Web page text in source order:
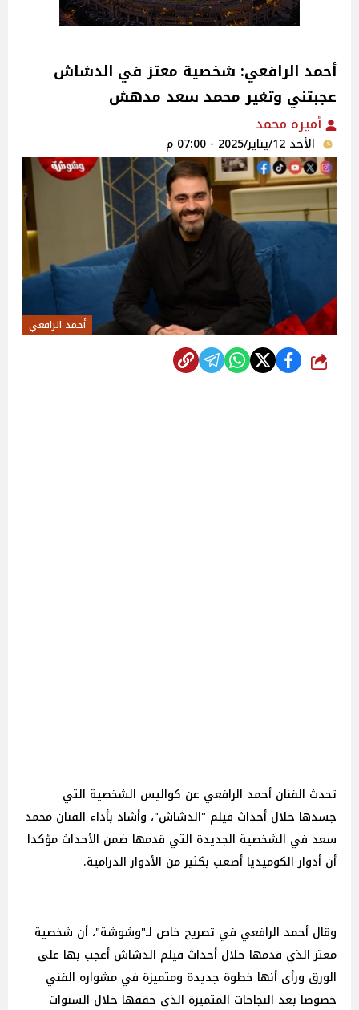
أحمد الرافعي: شخصية معتز في الدشاش
عجبتني وتغير محمد سعد مدهش
أميرة محمد
الأحد 12/يناير/2025 - 07:00 م
أحمد الرافعي
شارك
تحدث الفنان أحمد الرافعي عن كواليس الشخصية التي
جسدها خلال أحداث فيلم "الدشاش"، وأشاد بأداء الفنان محمد
سعد في الشخصية الجديدة التي قدمها ضمن الأحداث مؤكدا
أن أدوار الكوميديا أصعب بكثير من الأدوار الدرامية.
وقال أحمد الرافعي في تصريح خاص لـ"وشوشة"، أن شخصية
معتز الذي قدمها خلال أحداث فيلم الدشاش أعجب بها على
الورق ورأى أنها خطوة جديدة ومتميزة في مشواره الفني
خصوصا بعد النجاحات المتميزة الذي حققها خلال السنوات